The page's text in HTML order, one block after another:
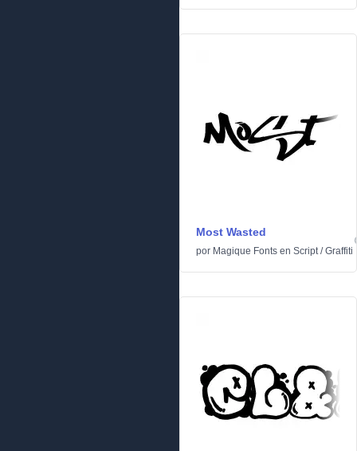
Most Wasted
por Magique Fonts en Script/Graffiti